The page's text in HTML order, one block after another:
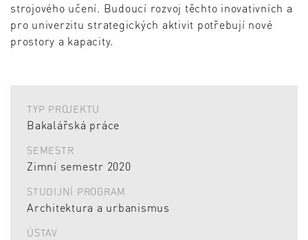
strojového učení. Budoucí rozvoj těchto inovativních a
pro univerzitu strategických aktivit potřebují nové
prostory a kapacity.
TYP PROJEKTU
Bakalářská práce
SEMESTR
Zimní semestr 2020
STUDIJNÍ PROGRAM
Architektura a urbanismus
ÚSTAV